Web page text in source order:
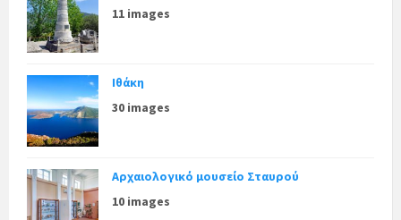
11 images
Ιθάκη
30 images
Αρχαιολογικό μουσείο Σταυρού
10 images